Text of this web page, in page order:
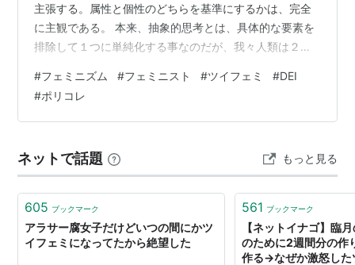
主張する。属性と個性のどちらを基準にするかは、完全
に主観である。 本来、抽象的思考とは、具体的な要素を
排除して１つに単純化する事なのだが、我々人類は２つ
る。 我々が１丸となれるのは、あくまで間近な外に敵が
いた時だけで、その敵を排除したら個体差が浮き彫りに
なり分散する。フランス革命、日本赤軍の分裂や内ゲバ
れるほど完成された概念ではなかった。 自分の顔や肉体
の美醜を武器に男から経済的利益を得る女と、男に…
#フェミニズム #フェミニスト #ツイフェミ #DEI
#ポリコレ
ネットで話題 もっと見る
605 ブックマーク
アラサー腐女子だけどいつの間にかツ
イフェミになってたから絶望した
561 ブックマーク
【ネットイナゴ】臨
のために2週間分の作
作る→なぜか激怒した